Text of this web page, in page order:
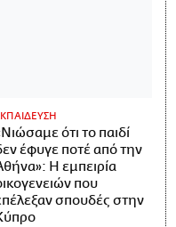
ότι το παιδί
έφυγε ποτέ από την
Η εμπειρία
που
σπουδές στην